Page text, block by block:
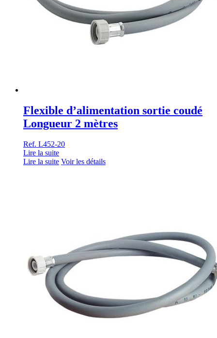
Flexible d’alimentation sortie coudé
Longueur 2 mètres
Ref. L452-20
Lire la suite
Lire la suite Voir les détails